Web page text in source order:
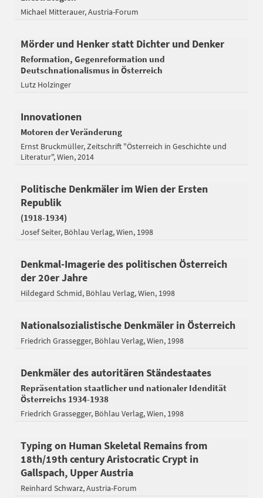
Michael Mitterauer Austria-Forum
Mörder und Henker statt Dichter und Denker
Reformation, Gegenreformation und
Deutschnationalismus in Österreich
Lutz Holzinger
Innovationen
Motoren der Veränderung
Ernst Bruckmüller Zeitschrift "Österreich in Geschichte und
Literatur" Wien 2014
Politische Denkmäler im Wien der Ersten
Republik
(1918-1934)
Josef Seiter Böhlau Verlag Wien 1998
Denkmal-Imagerie des politischen Österreich
der 20er Jahre
Hildegard Schmid Böhlau Verlag Wien 1998
Nationalsozialistische Denkmäler in Österreich
Friedrich Grassegger Böhlau Verlag Wien 1998
Denkmäler des autoritären Ständestaates
Repräsentation staatlicher und nationaler Idendität
Österreichs 1934-1938
Friedrich Grassegger Böhlau Verlag Wien 1998
Typing on Human Skeletal Remains from
18th/19th century Aristocratic Crypt in
Gallspach, Upper Austria
Reinhard Schwarz Austria-Forum